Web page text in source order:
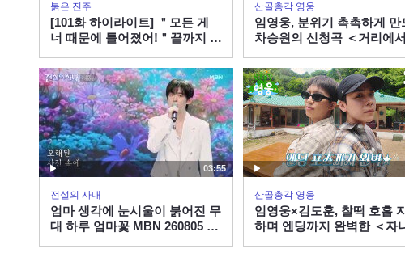
붉은 진주
[101화 하이라이트] ＂모든 게
너 때문에 틀어졌어!＂끝까지 죄
은 진주] | KBS 260806 방송
산골총각 영웅
임영웅, 분위기 촉촉하게 만
차승원의 신청곡 ＜거리에
03:55
전설의 사내
엄마 생각에 눈시울이 붉어진 무
대 하루 엄마꽃 MBN 260805 방
산골총각 영웅
임영웅×김도훈, 찰떡 호흡
하며 엔딩까지 완벽한 ＜자